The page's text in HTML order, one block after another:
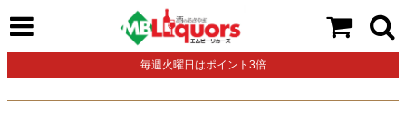
毎週火曜日はポイント3倍